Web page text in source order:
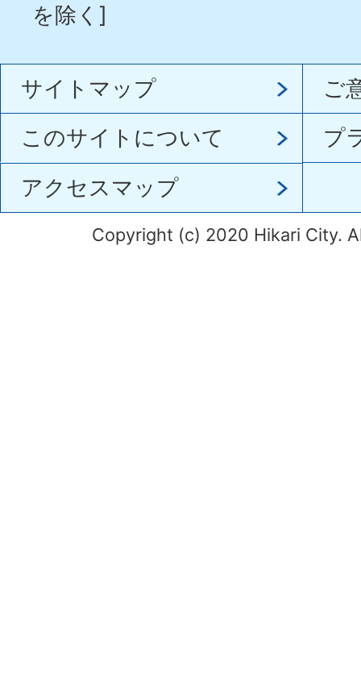
を除く]
サイトマップ
ご
このサイトについて
プ
アクセスマップ
Copyright (c) 2020 Hikari City.